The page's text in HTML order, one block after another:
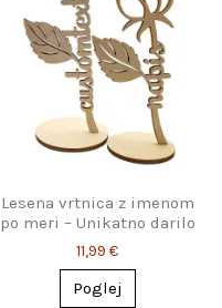
Lesena vrtnica z imenom
po meri – Unikatno darilo
11,99 €
Poglej